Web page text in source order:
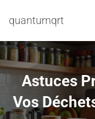
quantumqrt
Astuces
Vos